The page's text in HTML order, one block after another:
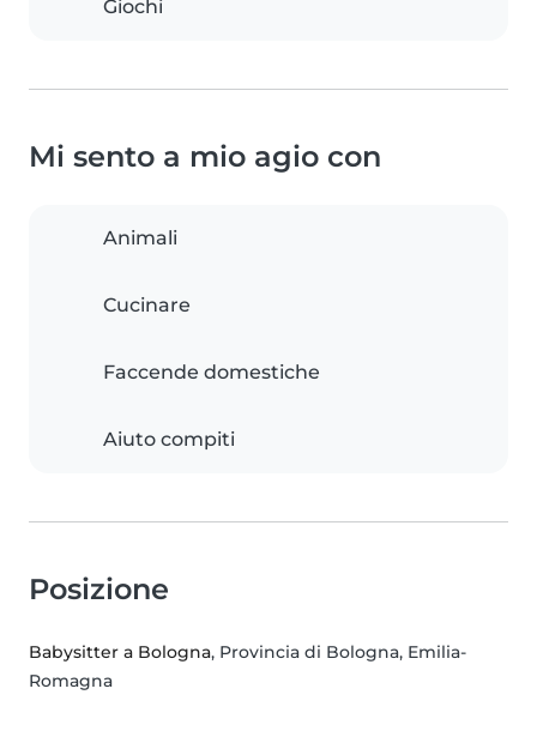
Giochi
Mi sento a mio agio con
Animali
Cucinare
Faccende domestiche
Aiuto compiti
Posizione
Babysitter a Bologna, Provincia di Bologna, Emilia-
Romagna